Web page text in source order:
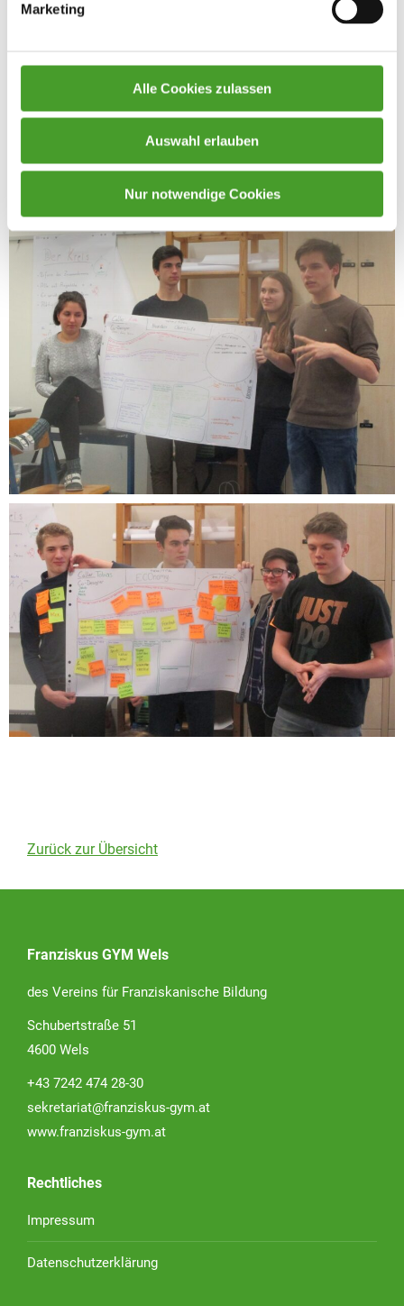
Marketing
Alle Cookies zulassen
Auswahl erlauben
Nur notwendige Cookies
Zurück zur Übersicht
Franziskus GYM Wels
des Vereins für Franziskanische Bildung
Schubertstraße 51
4600 Wels
+43 7242 474 28-30
sekretariat@franziskus-gym.at
www.franziskus-gym.at
Rechtliches
Impressum
Datenschutzerklärung